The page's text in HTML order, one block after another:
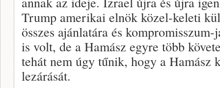
Trump amerikai elnök közel-keleti
összes ajánlatára és
is volt, de a Hamász egyre több
tehát nem úgy tűnik, hogy a Hamász
lezárását.